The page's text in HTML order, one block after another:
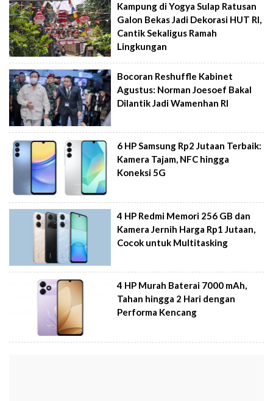
Kampung di Yogya Sulap Ratusan
Galon Bekas Jadi Dekorasi HUT RI,
Cantik Sekaligus Ramah
Lingkungan
Bocoran Reshuffle Kabinet
Agustus: Norman Joesoef Bakal
Dilantik Jadi Wamenhan RI
6 HP Samsung Rp2 Jutaan Terbaik:
Kamera Tajam, NFC hingga
Koneksi 5G
4 HP Redmi Memori 256 GB dan
Kamera Jernih Harga Rp1 Jutaan,
Cocok untuk Multitasking
4 HP Murah Baterai 7000 mAh,
Tahan hingga 2 Hari dengan
Performa Kencang